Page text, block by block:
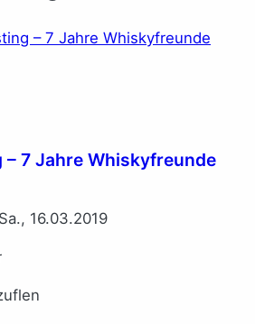
7 Jahre Whiskyfreunde
16.03.2019